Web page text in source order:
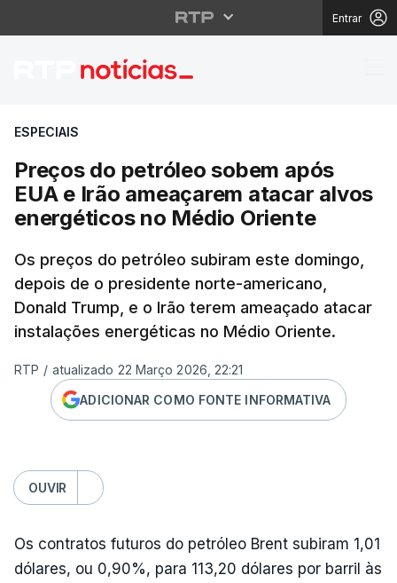
Entrar
Preços do petróleo
ESPECIAIS
Preços do petróleo sobem após
EUA e Irão ameaçarem atacar alvos
energéticos no Médio Oriente
Os preços do petróleo subiram este domingo,
depois de o presidente norte-americano,
Donald Trump, e o Irão terem ameaçado atacar
instalações energéticas no Médio Oriente.
RTP / atualizado 22 Março 2026, 22:21
ADICIONAR COMO FONTE INFORMATIVA
OUVIR
Os contratos futuros do petróleo Brent subiram 1,01
dólares, ou 0,90%, para 113,20 dólares por barril às